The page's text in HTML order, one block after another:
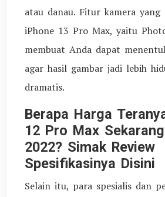
atau danau. Fitur kamera yang
iPhone 13 Pro Max, yaitu
membuat Anda dapat
agar hasil gambar jadi lebih
dramatis.
Berapa Harga
12 Pro Max
2022? Simak Review
Spesifikasinya Disini
Selain itu, para spesialis dan